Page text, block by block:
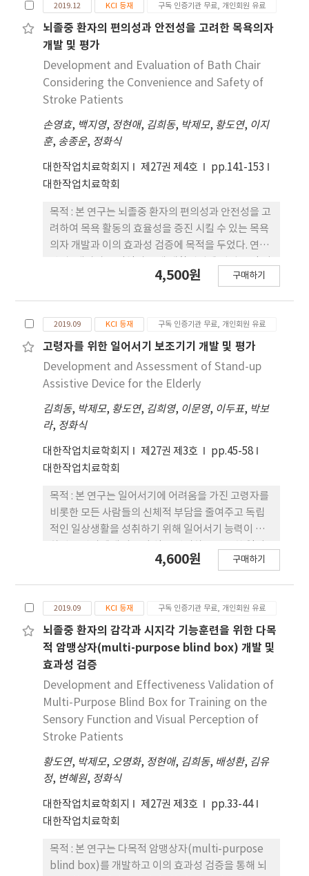
서 업무를 보거나 공부하는 학생들의 피로감을 줄여
줄 의자로써 활용이 가능하며 향후 이의 도입과 확산
을 위한 추가적인 연구개발의 필요성을 제안한다.
무하고 있는 작업치료 임상가로서 총 150명에게 본
연구에서 구성한 설문지를 배포 및 회수하였다. 설문
지는 일반적 특성(6문항), 응급처치 교육경험(7문
항), 각 응급상황에 따른 대처능력과 교육필요성(총
24문항)등 총 37문항으로 구성하였다. 응급처치 교육
경험에 따른 응급상황별 대처능력과 교육필요성의 차
변수 간의 상관성은 Pearson 상관분석을 시행하였
다. 결과 : 응급처치 교육경험에 대한 빈도분석 결과,
전체 대상자(n=150) 중 115명(76.7%)이 응급처치
교육을 받은 경험이 있는 것으로 나타났다. 응급처치
교육경험 유무에 따른 응급처치 대처능력은 경험과는
상관없이 모두 ‘대처할 수 없다’라고 응답하였으
며 ‘호흡장애(t=2.721, p<.05)’를 제외한 모든 항
목에서 두 집단 간 통계학적으로 유의하지 않았다
(p>.05). 교육필요성에 대한 집단 간 차이 분석에서는
심정지(t=-2.646, p<.05)와 경련 및 마비(t=4.17,
한 것으로 나타났다(p<.05) 결론 : 본 연구결과, 응급
처치에 대한 교육경험이 있더라도 실제 응급처치 대
다. 따라서 실제 응급상황에 적절히 대응할 수 있도록
보다 지속적이고 현장감있는 교육과 훈련이 필요할
것으로 사료된다.
2019.12 KCI 등재 구독 인증기관 무료, 개인회원 유료
뇌졸중 환자의 편의성과 안전성을 고려한 목욕의자
개발 및 평가
Development and Evaluation of Bath Chair
Considering the Convenience and Safety of
Stroke Patients
손영효, 백지영, 정현애, 김희동, 박제모, 황도연, 이지
훈, 송종운, 정화식
대한작업치료학회지 제27권 제4호
pp.141-153
대한작업치료학회
목적 : 본 연구는 뇌졸중 환자의 편의성과 안전성을 고
려하여 목욕 활동의 효율성을 증진 시킬 수 있는 목욕
의자 개발과 이의 효과성 검증에 목적을 두었다. 연구
졸중 환자 20명을 대상으로 하였다. 연구도구로서 전
로 토타입을 사용하였다. 평가도구는 Rapid Entire
Body Assessment (REBA), 설문(사용성 평가, 개
방형설문), Korean version of Quebec User
Evaluation of Satisfaction Assistive
분석으로 목욕의자 프로토타입 사용 전·후에 대해
t-test 분석을 실시하였다. 결과 : 목욕의자 프로토타
입 사용 전·후 평과결과, 목욕용품사용과 샤워기사
용 자세에 대한 REBA의 조 치수준이 ‘높음’에서
평가항목인 편리성은 ‘적절’, 그 외 7개 항목에서
는 ‘보통’, 사용 후 만족도는 효과성에서 ‘만
족’, 그 외 7개 항목에서는 ‘보통’이라는 의견을
제시 하였다. 결론 : 본 연구에서 개발한 목욕의자가
뇌졸중 환자의 목욕활동에 대한 편의성과 안전성을
4,500원 구매하기
2019.09 KCI 등재 구독 인증기관 무료, 개인회원 유료
고령자를 위한 일어서기 보조기기 개발 및 평가
Development and Assessment of Stand-up
Assistive Device for the Elderly
김희동, 박제모, 황도연, 김희영, 이문영, 이두표, 박보
라, 정화식
대한작업치료학회지 제27권 제3호
pp.45-58
대한작업치료학회
목적 : 본 연구는 일어서기에 어려움을 가진 고령자를
비롯한 모든 사람들의 신체적 부담을 줄여주고 독립
적인 일상생활을 성취하기 위해 일어서기 능력이 저
서기 보조기기를 개발하고 사용에 대한 평가를 실시
연구에서는 기존 일어서기 보조기기의 문제점인 큰
부피, 무거운 중량 그리고 높은 가격 등을 최소화한 일
어서기 보조기기를 개발하여 연구도구로 활용하였다.
개발된 일어서기 보조기기에 대한 평가를 위해 65세
이상의 노인 90명을 대상으로 Rapid Entire Body
Assessment(REBA), 일어서기 단계별 수행도 및 운
동기술능력 분석, Quebec User Evaluation of
Satisfaction with assistive Technology
보조기기 적용 전·후에 따른 일어서기 자세분석 결
과 목, 몸통, 위팔, 아래팔 그리고 REBA 총점에서 통
의 적용 전·후에 따른 일어서기 단계별 수행도 분석
결과 1단계에서 6단계와 전체 단계 평균값에서 통계
적으로 유의한 차이를 보였고(p<.05), 운동기술능력
에서는 유연성, 지속하기, 속도처리 모두 통계적으로
4,600원 구매하기
2019.09 KCI 등재 구독 인증기관 무료, 개인회원 유료
뇌졸중 환자의 감각과 시지각 기능훈련을 위한 다목
적 암맹상자(multi-purpose blind box) 개발 및
효과성 검증
Development and Effectiveness Validation of
Multi-Purpose Blind Box for Training on the
Sensory Function and Visual Perception of
Stroke Patients
황도연, 박제모, 오명화, 정현애, 김희동, 배성환, 김유
정, 변혜원, 정화식
대한작업치료학회지 제27권 제3호
pp.33-44
대한작업치료학회
목적 : 본 연구는 다목적 암맹상자(multi-purpose
blind box)를 개발하고 이의 효과성 검증을 통해 뇌